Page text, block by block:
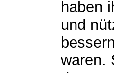
haben
und
waren.